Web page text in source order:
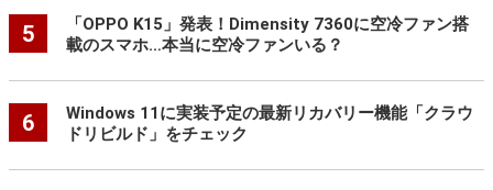
5
「OPPO K15」発表！Dimensity 7360に空冷ファン搭
載のスマホ…本当に空冷ファンいる？
6
Windows 11に実装予定の最新リカバリー機能「クラウ
ドリビルド」をチェック